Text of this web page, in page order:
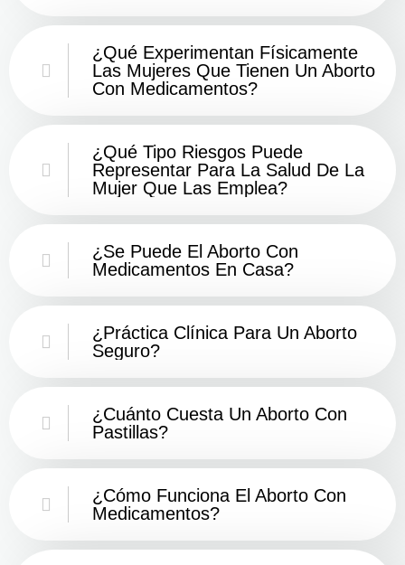
¿Qué Experimentan Físicamente
Las Mujeres Que Tienen Un Aborto
Con Medicamentos?
¿Qué Tipo Riesgos Puede
Representar Para La Salud De La
Mujer Que Las Emplea?
¿Se Puede El Aborto Con
Medicamentos En Casa?
¿Práctica Clínica Para Un Aborto
Seguro?
¿Cuánto Cuesta Un Aborto Con
Pastillas?
¿Cómo Funciona El Aborto Con
Medicamentos?